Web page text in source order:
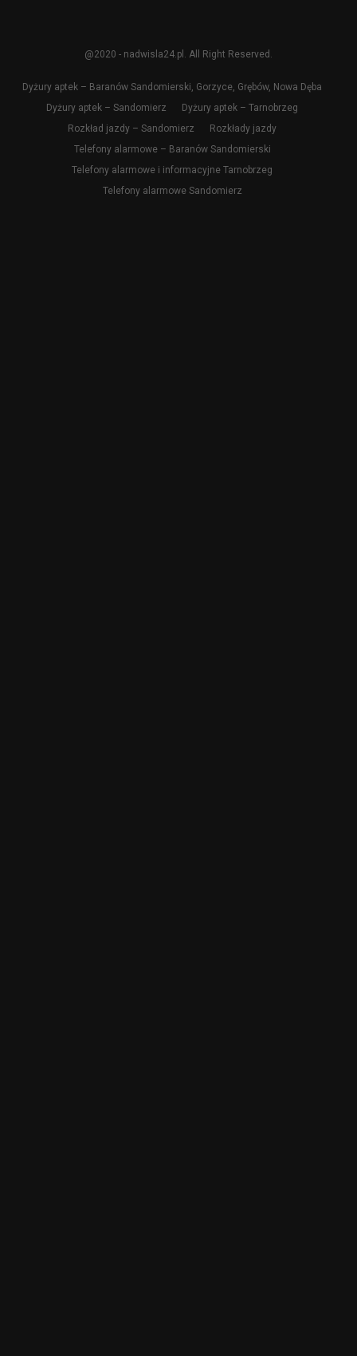
@2020 - nadwisla24.pl. All Right Reserved.
Dyżury aptek – Baranów Sandomierski, Gorzyce, Grębów, Nowa Dęba
Dyżury aptek – Sandomierz
Dyżury aptek – Tarnobrzeg
Rozkład jazdy – Sandomierz
Rozkłady jazdy
Telefony alarmowe – Baranów Sandomierski
Telefony alarmowe i informacyjne Tarnobrzeg
Telefony alarmowe Sandomierz